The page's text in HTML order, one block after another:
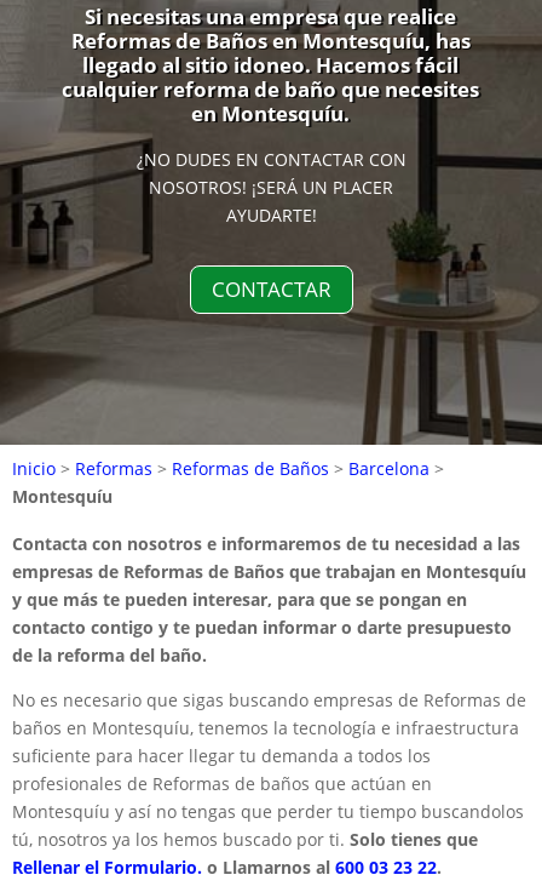
Si necesitas una empresa que realice
Reformas de Baños en Montesquíu, has
llegado al sitio idoneo. Hacemos fácil
cualquier reforma de baño que necesites
en Montesquíu.
¿NO DUDES EN CONTACTAR CON
NOSOTROS! ¡SERÁ UN PLACER
AYUDARTE!
CONTACTAR
Inicio > Reformas > Reformas de Baños > Barcelona >
Montesquíu
Contacta con nosotros e informaremos de tu necesidad a las
empresas de Reformas de Baños que trabajan en Montesquíu
y que más te pueden interesar, para que se pongan en
contacto contigo y te puedan informar o darte presupuesto
de la reforma del baño.
No es necesario que sigas buscando empresas de Reformas de
baños en Montesquíu, tenemos la tecnología e infraestructura
suficiente para hacer llegar tu demanda a todos los
profesionales de Reformas de baños que actúan en
Montesquíu y así no tengas que perder tu tiempo buscandolos
tú, nosotros ya los hemos buscado por ti. Solo tienes que
Rellenar el Formulario. o Llamarnos al 600 03 23 22.